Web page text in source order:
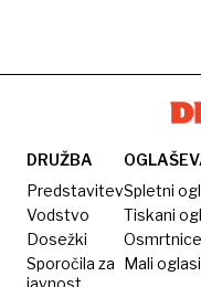
DRUŽBA
Predstavitev
Vodstvo
Dosežki
Sporočila za
Spletni
Tiskani
Osmrtnice
Mali oglasi